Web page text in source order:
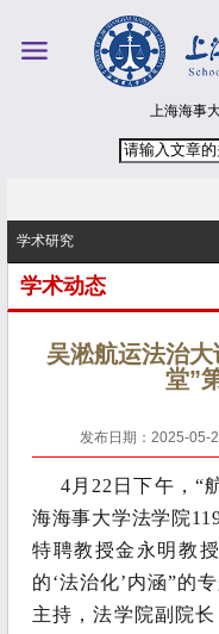
上海海事
学术研究
学术动态
吴淞航运法治
堂”
发布日期：2025-05-
4月22日下午，“
海海事大学法学院
特聘教授金永明教
的‘法治化’内涵”的
主持，法学院副院